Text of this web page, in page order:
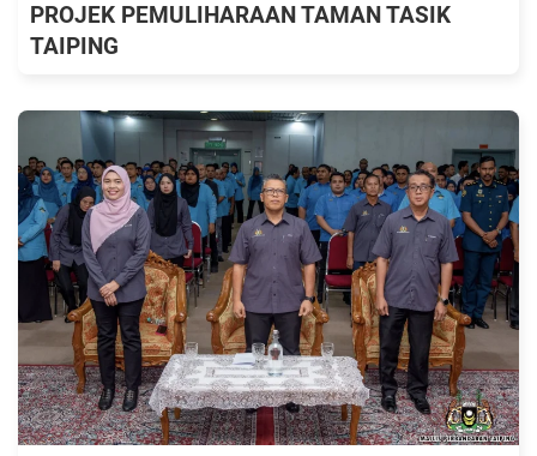
PROJEK PEMULIHARAAN TAMAN TASIK
TAIPING